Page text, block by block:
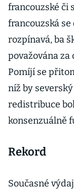
francouzské či
francouzská
rozpínavá, ba
považována
Pomíjí se
níž by
redistribuce
konsenzuálně
Rekord
Současné